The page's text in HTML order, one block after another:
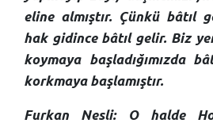
eline almıştır. Çünkü bâtıl
hak gidince bâtıl gelir. Biz
koymaya başladığımızda
korkmaya başlamıştır.
Furkan Nesli: O halde